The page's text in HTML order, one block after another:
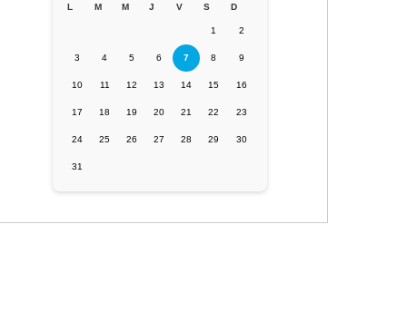
L M M J V S D
1 2
3 4 5 6 7 8 9
10 11 12 13 14 15 16
17 18 19 20 21 22 23
24 25 26 27 28 29 30
31